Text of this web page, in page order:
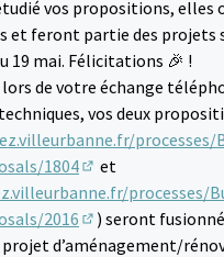
vos propositions, elles
et feront partie des projets
19 mai. Félicitations 🎉 !
de votre échange
vos deux
processes/
1804
(S'ouvre dans un
et
processes/
2016
(S'ouvre dans un
) seront
projet d’aménagement/